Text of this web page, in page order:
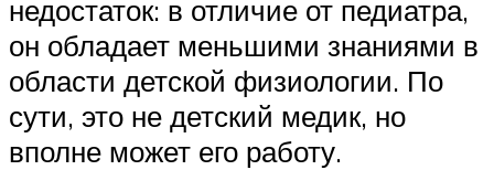
недостаток: в отличие от педиатра,
он обладает меньшими знаниями в
области детской физиологии. По
сути, это не детский медик, но
вполне может его работу.